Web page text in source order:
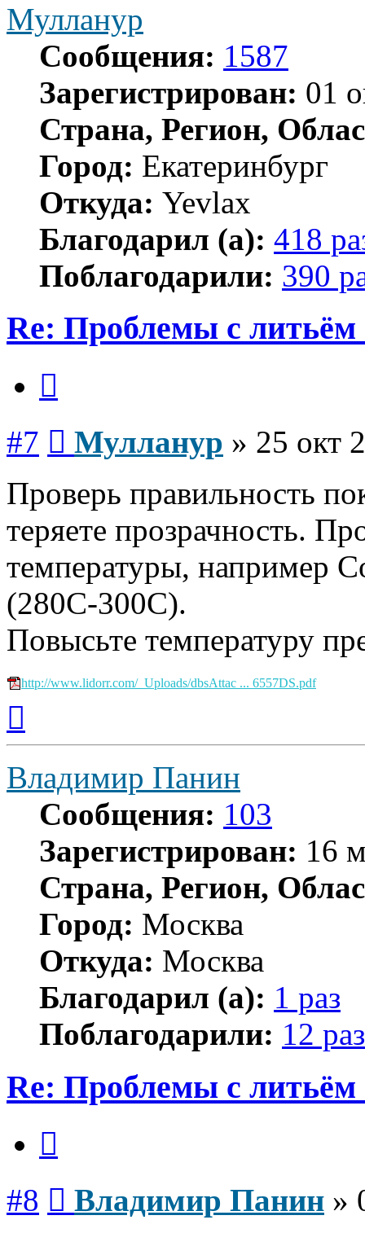
Мулланур
Сообщения: 1587
Зарегистрирован: 01
Страна, Регион,
Город: Екатеринбург
Откуда: Yevlax
Благодарил (а): 418
Поблагодарили: 390
Re: Проблемы с
#7 Мулланур » 25 окт
Проверь правильность
теряете прозрачность.
температуры, например
(280С-300С).
Повысьте температуру
http://www.lidorr.com/_Uploads/dbsAttac ... 6557DS.pdf
началу
Владимир Панин
Сообщения: 103
Зарегистрирован: 16
Страна, Регион,
Город: Москва
Откуда: Москва
Благодарил (а): 1 раз
Поблагодарили: 12 раз
Re: Проблемы с
#8 Владимир Панин »